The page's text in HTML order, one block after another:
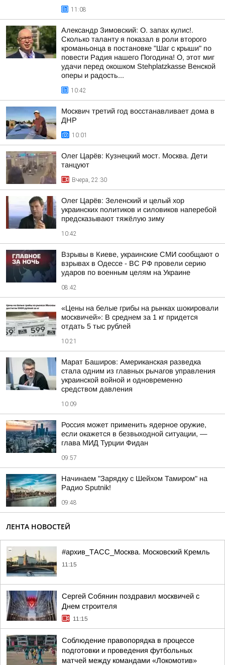
11:08
Александр Зимовский: О. запах кулис!.
Сколько таланту я показал в роли второго
кроманьонца в постановке "Шаг с крыши" по
повести Радия нашего Погодина! О, этот миг
удачи перед окошком Stehplatzkasse Венской
оперы и радость...
10:42
Москвич третий год восстанавливает дома в
ДНР
10:01
Олег Царёв: Кузнецкий мост. Москва. Дети
танцуют
Вчера, 22:30
Олег Царёв: Зеленский и целый хор
украинских политиков и силовиков наперебой
предсказывают тяжёлую зиму
10:42
Взрывы в Киеве, украинские СМИ сообщают о
взрывах в Одессе - ВС РФ провели серию
ударов по военным целям на Украине
08:42
«Цены на белые грибы на рынках шокировали
москвичей»: В среднем за 1 кг придется
отдать 5 тыс рублей
10:21
Марат Баширов: Американская разведка
стала одним из главных рычагов управления
украинской войной и одновременно
средством давления
10:09
Россия может применить ядерное оружие,
если окажется в безвыходной ситуации, —
глава МИД Турции Фидан
09:57
Начинаем "Зарядку с Шейхом Тамиром" на
Радио Sputnik!
09:48
ЛЕНТА НОВОСТЕЙ
#архив_ТАСС_Москва. Московский Кремль
11:15
Сергей Собянин поздравил москвичей с
Днем строителя
11:15
Соблюдение правопорядка в процессе
подготовки и проведения футбольных
матчей между командами «Локомотив»